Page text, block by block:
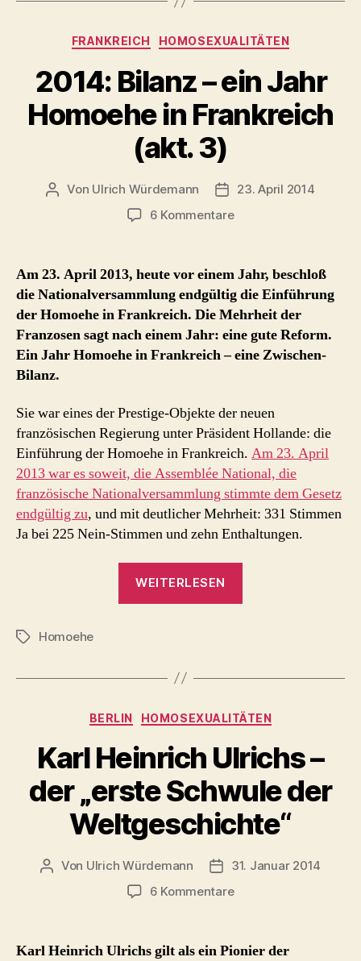
zugenommen“
Kategorien
FRANKREICH HOMOSEXUALITÄTEN
2014: Bilanz – ein Jahr
Homoehe in Frankreich
(akt. 3)
Beitragsautor
Von Ulrich Würdemann Beitragsdatum
23. April 2014
6 Kommentarezu
Jahr
Homoehe
in
Frankreich
Am 23. April 2013, heute vor einem Jahr, beschloß
die Nationalversammlung endgültig die Einführung
der Homoehe in Frankreich. Die Mehrheit der
Franzosen sagt nach einem Jahr: eine gute Reform.
Ein Jahr Homoehe in Frankreich – eine Zwischen-
Bilanz.
Sie war eines der Prestige-Objekte der neuen
französischen Regierung unter Präsident Hollande: die
Einführung der Homoehe in Frankreich. Am 23. April
2013 war es soweit, die Assemblée National, die
französische Nationalversammlung stimmte dem Gesetz
endgültig zu, und mit deutlicher Mehrheit: 331 Stimmen
Ja bei 225 Nein-Stimmen und zehn Enthaltungen.
WEITERLESEN
Homoehe
Frankreich
(akt.
3)“
Schlagwörter
Homoehe
Kategorien
BERLIN HOMOSEXUALITÄTEN
Karl Heinrich Ulrichs –
der „erste Schwule der
Weltgeschichte“
Beitragsautor
Von Ulrich Würdemann Beitragsdatum
31. Januar 2014
6 Kommentarezu
Ulrichs
Karl Heinrich Ulrichs gilt als ein Pionier der